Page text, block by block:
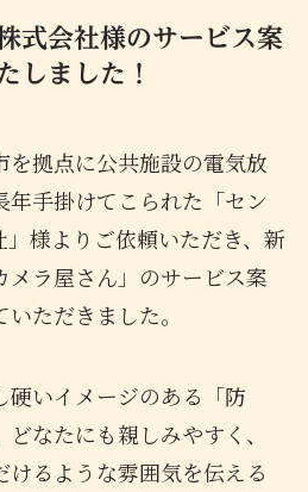
式会社様のサービス案
しました！
を拠点に公共施設の電気放
手掛けてこられた「セン
」様よりご依頼いただき、新
メラ屋さん」のサービス案
ただきました。
硬いイメージのある「防
なたにも親しみやすく、
るような雰囲気を伝える